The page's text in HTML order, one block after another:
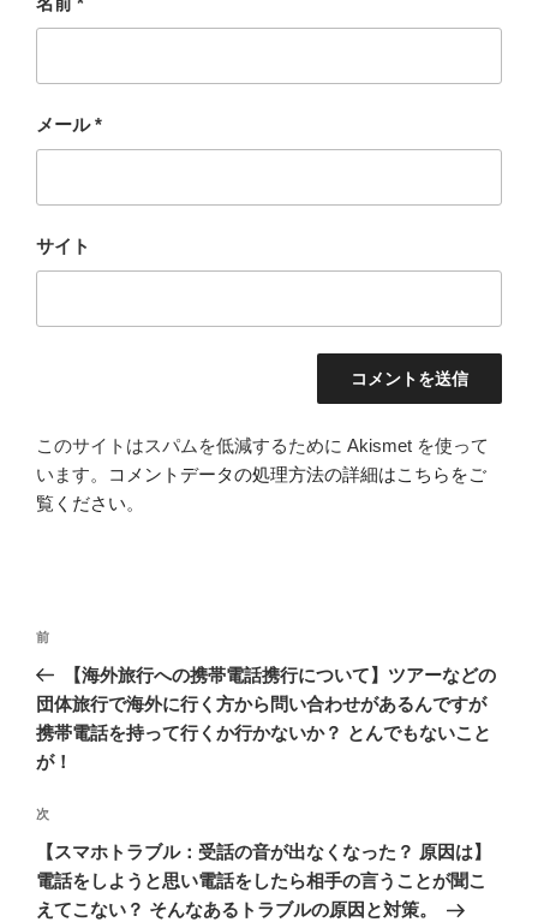
メール*
サイト
このサイトはスパムを低減するために Akismet を使って
います。
コメントデータの処理方法の詳細はこちらをご
覧ください。
投
ナ
ビ
ゲ
シ
ョ
ン
前
の
投
稿
前
【海外旅行への携帯電話携行について】ツアーなどの
団体旅行で海外に行く方から問い合わせがあるんですが
携帯電話を持って行くか行かないか？ とんでもないこと
が！
次
の
投
稿
次
【スマホトラブル：受話の音が出なくなった？ 原因は】
電話をしようと思い電話をしたら相手の言うことが聞こ
えてこない？ そんなあるトラブルの原因と対策。